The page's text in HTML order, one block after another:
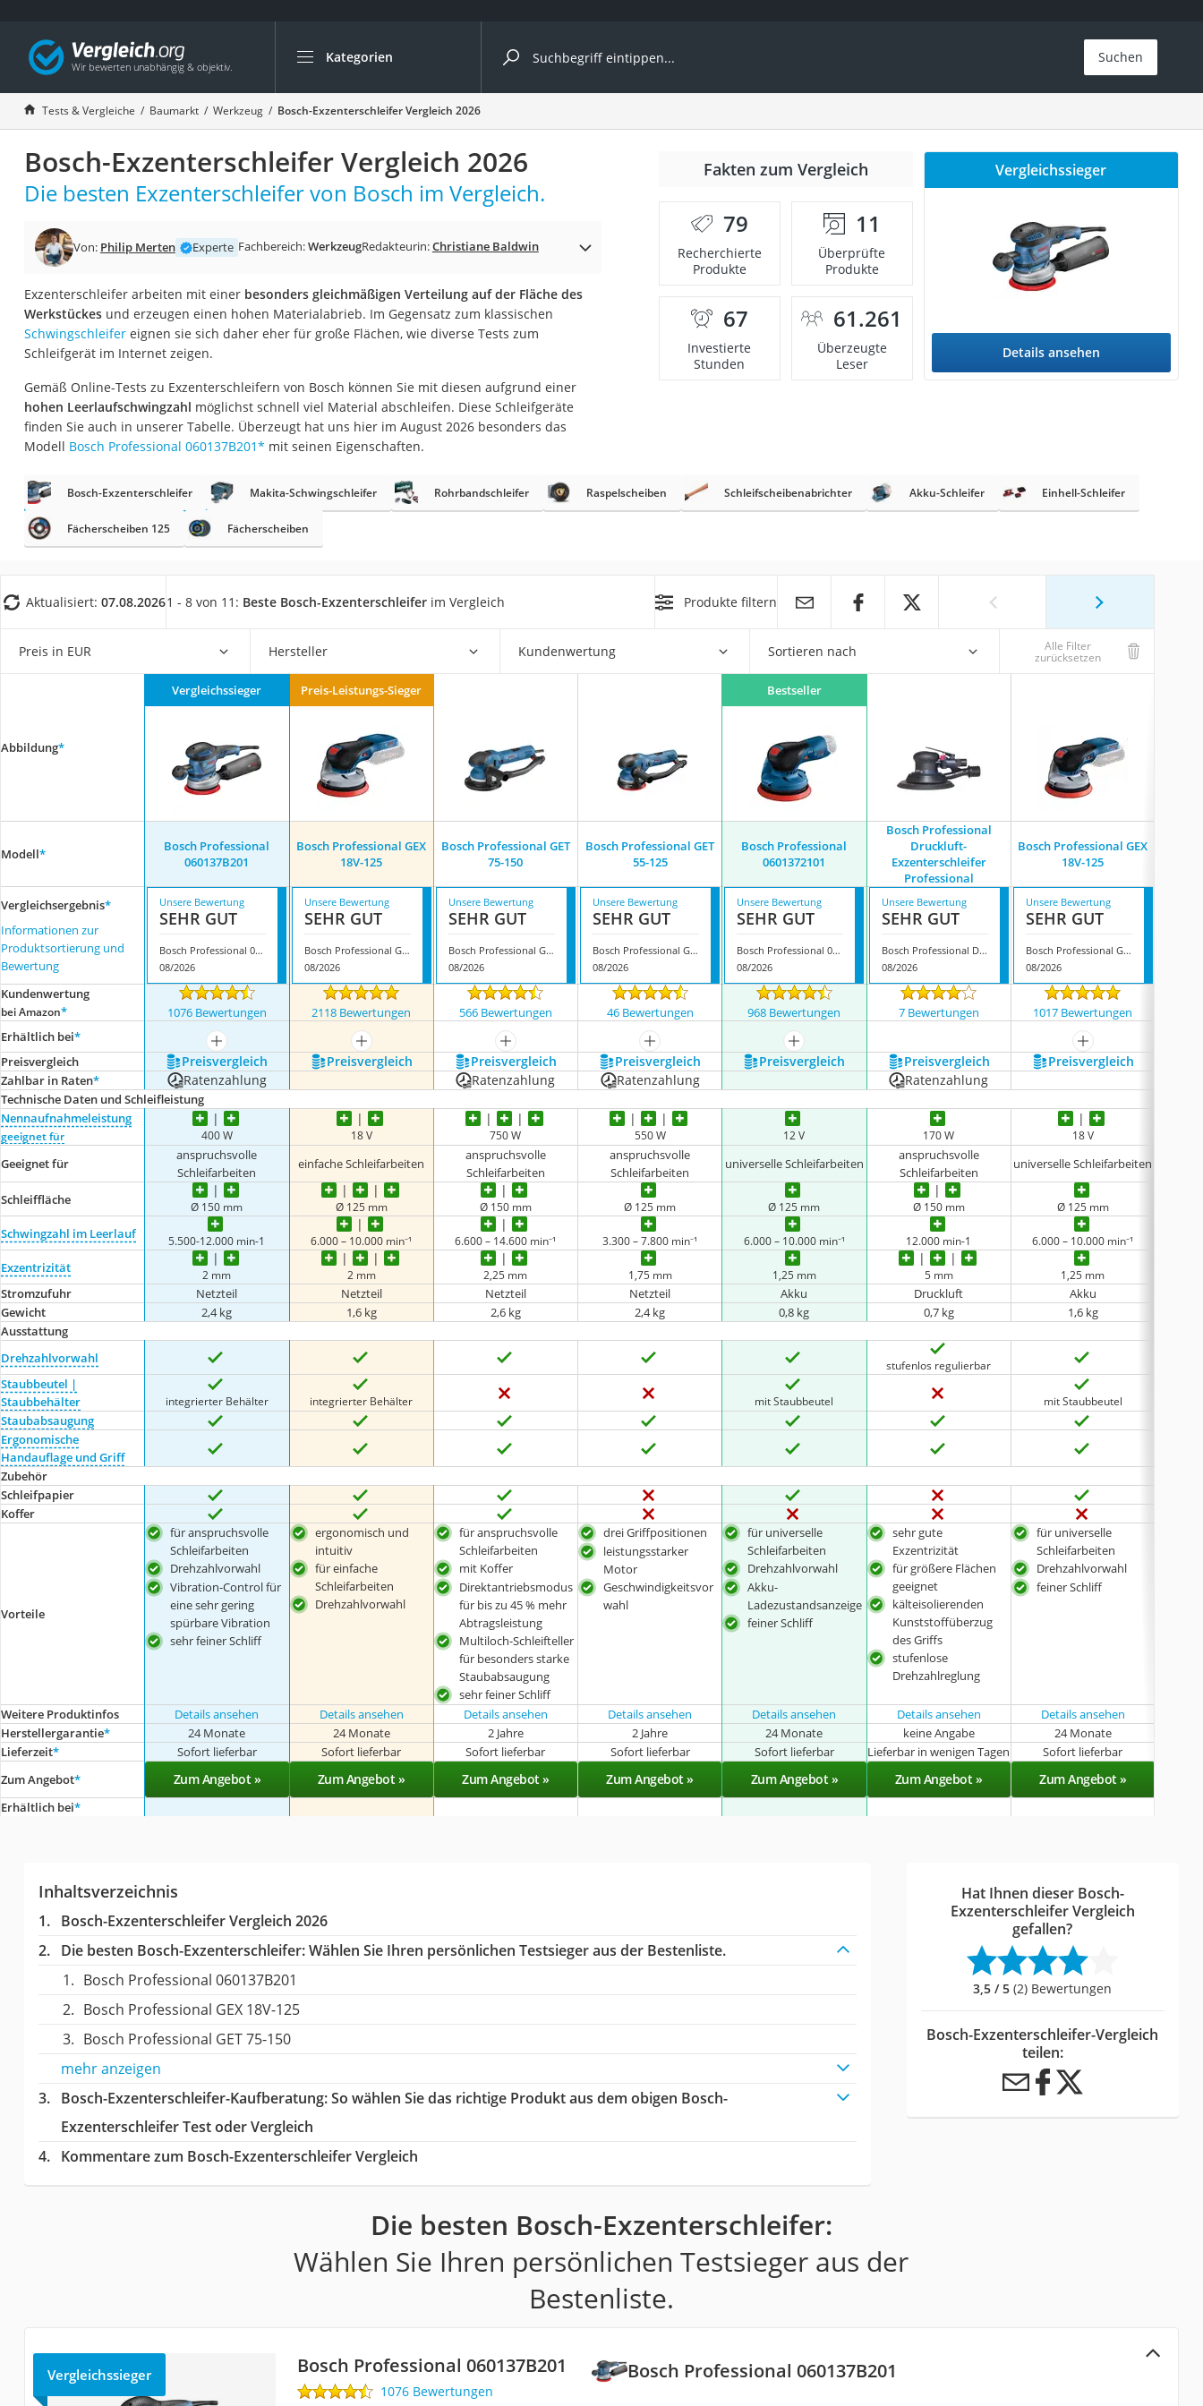
Kategorien
Die beliebtesten Vergleiche nach Kategorie
Baumarkt
Tresor feuerfest
Makita-Akku-Rasenmäher
Kappsäge
Akku-Rasentrimmer
Split-Klimaanlage 2 Innengeräte
Pelletofen
Tiefbrunnenpumpe
Fliesenschneider
Hochdruckreiniger
Überwachungskamera
Benzinrasenmäher mit Elektrostart
Winterharte Palmen
Gasdurchlauferhitzer
Service
Suchen
Tests & Vergleiche Baumarkt Werkzeug Bosch-Exzenterschleifer Vergleich 2026
Bosch-Exzenterschleifer Vergleich 2026
Die besten Exzenterschleifer von Bosch im Vergleich.
Von: Philip Merten Experte Fachbereich:WerkzeugRedakteurin:Christiane Baldwin
Exzenterschleifer arbeiten mit einer besonders gleichmäßigen Verteilung auf der Fläche des
Werkstückesund erzeugen einen hohen Materialabrieb. Im Gegensatz zum klassischen
Schwingschleifereignen sie sich daher eher für große Flächen, wie diverse Tests zum
Schleifgerät im Internet zeigen.
Gemäß Online-Tests zu Exzenterschleifern von Bosch können Sie mit diesen aufgrund einer
hohen Leerlaufschwingzahl möglichst schnell viel Material abschleifen. Diese Schleifgeräte
finden Sie auch in unserer Tabelle. Überzeugt hat uns hier im August 2026 besonders das
Modell Bosch Professional ‎060137B201* mit seinen Eigenschaften.
Fakten zum Vergleich
79
Recherchierte
Produkte
11
Überprüfte
Produkte
67
Investierte
Stunden
61.261
Überzeugte
Leser
Vergleichssieger
Details ansehen
Bosch-Exzenterschleifer Makita-Schwingschleifer Rohrbandschleifer Raspelscheiben Schleifscheibenabrichter Akku-Schleifer Einhell-Schleifer
Fächerscheiben 125 Fächerscheiben
Aktualisiert: 07.08.20261 - 8 von 11: Beste Bosch-Exzenterschleifer im Vergleich Produkte filtern
Preis in EUR Hersteller Kundenwertung Sortieren nach Alle Filter
zurücksetzen
Abbildung*
Vergleichssieger Preis-Leistungs-Sieger Bestseller
Modell*
Bosch Professional
‎060137B201
Bosch Professional GEX
18V-125
Bosch Professional GET
75-150
Bosch Professional GET
55-125
Bosch Professional
0601372101
Bosch Professional
Druckluft-
Exzenterschleifer
Professional
Bosch Professional GEX
18V-125
Vergleichsergebnis*
Informationen zur
Produktsortierung und
Bewertung
Unsere Bewertung
SEHR GUT
Bosch Professional ‎060137B201
08/2026
Unsere Bewertung
SEHR GUT
Bosch Professional GEX 18V-125
08/2026
Unsere Bewertung
SEHR GUT
Bosch Professional GET 75-150
08/2026
Unsere Bewertung
SEHR GUT
Bosch Professional GET 55-125
08/2026
Unsere Bewertung
SEHR GUT
Bosch Professional 0601372101
08/2026
Unsere Bewertung
SEHR GUT
Bosch Professional Druckluft-Exzenterschleifer Professional
08/2026
Unsere Bewertung
SEHR GUT
Bosch Professional GEX 18V-125
08/2026
Kundenwertung
bei Amazon* 1076 Bewertungen 2118 Bewertungen 566 Bewertungen 46 Bewertungen 968 Bewertungen 7 Bewertungen 1017 Bewertungen
Erhältlich bei*
mehr anzeigen mehr anzeigen mehr anzeigen mehr anzeigen mehr anzeigen
mehr anzeigen
Preis­vergleich
Preis­vergleich Preis­vergleich Preis­vergleich Preis­vergleich Preis­vergleich Preis­vergleich Preis­vergleich
Zahlbar in Raten* Ratenzahlung Ratenzahlung Ratenzahlung Ratenzahlung
Technische Daten und Schleifleistung
Nennaufnahmeleistung
geeignet für 400 W 18 V 750 W 550 W 12 V 170 W 18 V
Geeignet für
anspruchsvolle
Schleifarbeiten
einfache Schleifarbeiten
anspruchsvolle
Schleifarbeiten
anspruchsvolle
Schleifarbeiten
universelle Schleifarbeiten
anspruchsvolle
Schleifarbeiten
universelle Schleifarbeiten
Schleiffläche Ø 150 mm Ø 125 mm Ø 150 mm Ø 125 mm Ø 125 mm Ø 150 mm Ø 125 mm
Schwingzahl im Leerlauf 5.500-12.000 min-1 6.000 – 10.000 min⁻¹ 6.600 – 14.600 min⁻¹ 3.300 – 7.800 min⁻¹ 6.000 – 10.000 min⁻¹ 12.000 min-1 6.000 – 10.000 min⁻¹
Exzentrizität 2 mm 2 mm 2,25 mm 1,75 mm 1,25 mm 5 mm 1,25 mm
Stromzufuhr Netzteil Netzteil Netzteil Netzteil Akku Druckluft
Akku
Gewicht
2,4 kg 1,6 kg 2,6 kg 2,4 kg 0,8 kg 0,7 kg
1,6 kg
Ausstattung
Drehzahlvorwahl
stufenlos regulierbar
Staubbeutel |
Staubbehälter
integrierter Behälter integrierter Behälter mit Staubbeutel mit Staubbeutel
Staubabsaugung
Ergonomische
Handauflage und Griff
Zubehör
Schleifpapier
Koffer
Vorteile
für anspruchsvolle
Schleifarbeiten
Drehzahlvorwahl
Vibration-Control für
eine sehr gering
spürbare Vibration
sehr feiner Schliff
ergonomisch und
intuitiv
für einfache
Schleifarbeiten
Drehzahlvorwahl
für anspruchsvolle
Schleifarbeiten
mit Koffer
Direktantriebsmodus
für bis zu 45 % mehr
Abtragsleistung
Multiloch-Schleifteller
für besonders starke
Staubabsaugung
sehr feiner Schliff
drei Griffpositionen
leistungsstarker
Motor
Geschwindigkeitsvor
wahl
für universelle
Schleifarbeiten
Drehzahlvorwahl
Akku-
Ladezustandsanzeige
feiner Schliff
sehr gute
Exzentrizität
für größere Flächen
geeignet
kälteisolierenden
Kunststoffüberzug
des Griffs
stufenlose
Drehzahlreglung
für universelle
Schleifarbeiten
Drehzahlvorwahl
feiner Schliff
Weitere Produktinfos Details ansehen Details ansehen Details ansehen Details ansehen Details ansehen Details ansehen
Details ansehen
Herstellergarantie* 24 Monate 24 Monate 2 Jahre 2 Jahre 24 Monate keine Angabe 24 Monate
Lieferzeit* Sofort lieferbar Sofort lieferbar Sofort lieferbar Sofort lieferbar Sofort lieferbar Lieferbar in wenigen Tagen Sofort lieferbar
Zum Angebot* Zum Angebot » Zum Angebot » Zum Angebot » Zum Angebot » Zum Angebot » Zum Angebot » Zum Angebot »
Erhältlich bei*
Inhaltsverzeichnis
Bosch-Exzenterschleifer Vergleich 2026
Die besten Bosch-Exzenterschleifer:Wählen Sie Ihren persönlichen Testsieger aus der Bestenliste.
Bosch Professional ‎060137B201
Bosch Professional GEX 18V-125
Bosch Professional GET 75-150
mehr anzeigen
Bosch-Exzenterschleifer-Kaufberatung: So wählen Sie das richtige Produkt aus dem obigen Bosch-
Exzenterschleifer Test oder Vergleich
Kommentare zum Bosch-Exzenterschleifer Vergleich
Hat Ihnen dieser Bosch-
Exzenterschleifer Vergleich
gefallen?
3,5 / 5 (2) Bewertungen
Bosch-Exzenterschleifer-Vergleich
teilen:
Die besten Bosch-Exzenterschleifer:
Wählen Sie Ihren persönlichen Testsieger aus der
Bestenliste.
Bosch Professional ‎060137B201
Vergleichssieger Bosch Professional ‎060137B201
1076 Bewertungen